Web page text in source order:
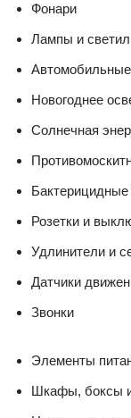
Фонари
Лампы и
Новогоднее
Солнечная
Розетки и
Удлинители и
Датчики
Звонки
Элементы
Шкафы, боксы